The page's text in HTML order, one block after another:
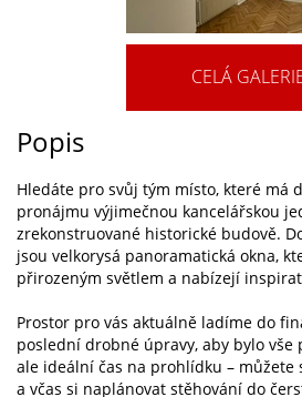
CELÁ
Popis
Hledáte pro svůj tým místo, které má
pronájmu výjimečnou kancelářskou
zrekonstruované historické budově.
jsou velkorysá panoramatická okna,
přirozeným světlem a nabízejí
Prostor pro vás aktuálně ladíme do
poslední drobné úpravy, aby bylo vše
ale ideální čas na prohlídku –
a včas si naplánovat stěhování do